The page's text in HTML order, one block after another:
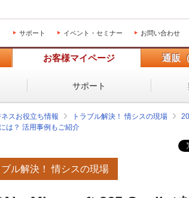
サポート イベント・セミナー お問い合わせ
お客様マイページ 通販
サポート
ネスお役立ち情報 トラブル解決！ 情シスの現場
は？ 活用事例もご紹介
ブル解決！ 情シスの現場